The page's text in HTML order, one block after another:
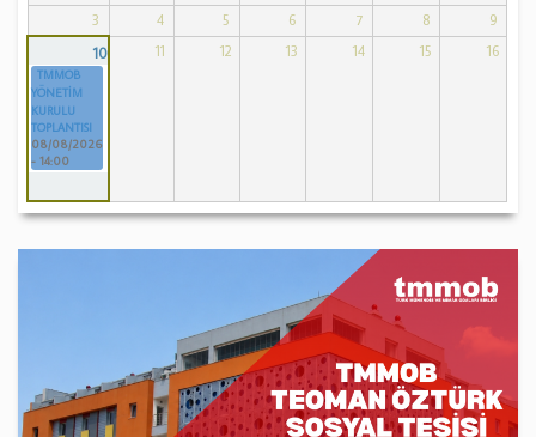
3
4 5 6 7 8
9
10
11 12 13 14 15 16
TMMOB
YÖNETİM
KURULU
TOPLANTISI
08/08/2026
- 14:00